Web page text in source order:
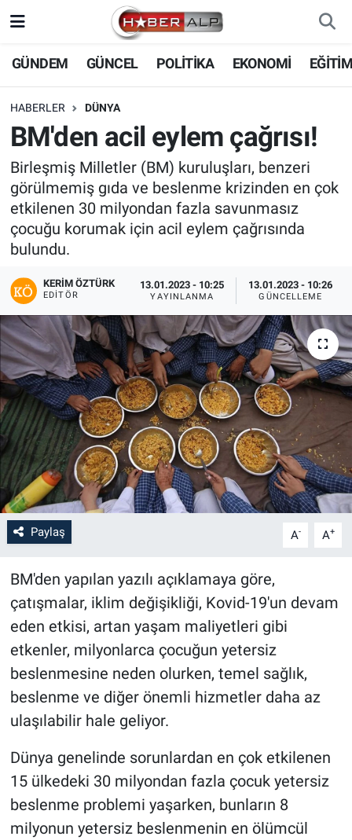
GÜNDEM GÜNCEL POLİTİKA EKONOMİ
HABERLER DÜNYA
BM'den acil eylem çağrısı!
Birleşmiş Milletler (BM) kuruluşları, benzeri
görülmemiş gıda ve beslenme krizinden en çok
etkilenen 30 milyondan fazla savunmasız
çocuğu korumak için acil eylem çağrısında
bulundu.
KERIM ÖZTÜRK
EDITÖR
13.01.2023 - 10:25
YAYINLANMA
13.01.2023 - 10:26
GÜNCELLEME
Paylaş A- A+
BM'den yapılan yazılı açıklamaya göre,
çatışmalar, iklim değişikliği, Kovid-19'un devam
eden etkisi, artan yaşam maliyetleri gibi
etkenler, milyonlarca çocuğun yetersiz
beslenmesine neden olurken, temel sağlık,
beslenme ve diğer önemli hizmetler daha az
ulaşılabilir hale geliyor.
Dünya genelinde sorunlardan en çok etkilenen
15 ülkedeki 30 milyondan fazla çocuk yetersiz
beslenme problemi yaşarken, bunların 8
milyonun yetersiz beslenmenin en ölümcül
Nöbetçi Eczaneler
Hava Durumu
Trafik Durumu
Süper Lig Puan Durumu ve Fikstür
Tüm Manşetler
Son Dakika Haberleri
Haber Arşivi